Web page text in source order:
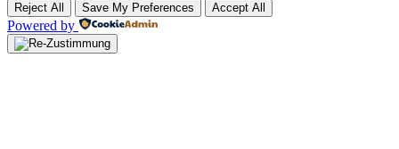
Reject All Save My Preferences Accept All
Powered by